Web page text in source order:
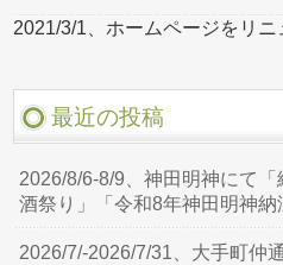
2021/3/1、ホームページをリニ
最近の投稿
2026/8/6-8/9、神田明神にて
酒祭り」「令和8年神田明神納
2026/7/-2026/7/31、大手町仲